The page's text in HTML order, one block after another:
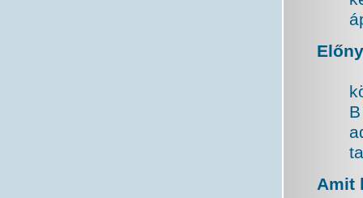
Amit